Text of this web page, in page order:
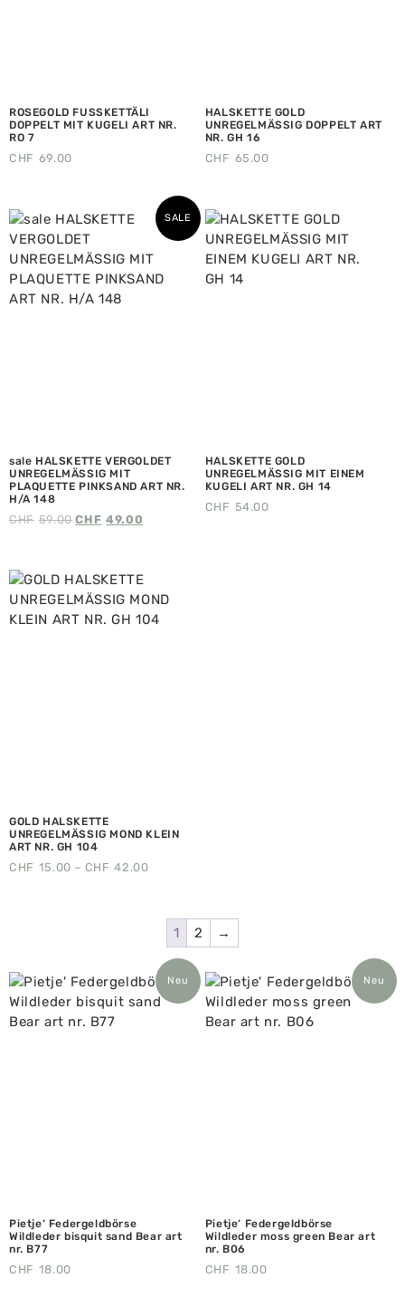
ROSEGOLD FUSSKETTÄLI
DOPPELT MIT KUGELI ART NR.
RO 7
CHF 69.00
HALSKETTE GOLD
UNREGELMÄSSIG DOPPELT ART
NR. GH 16
CHF 65.00
SALE
sale HALSKETTE VERGOLDET
UNREGELMÄSSIG MIT
PLAQUETTE PINKSAND ART NR.
H/A 148
CHF 59.00 CHF 49.00
HALSKETTE GOLD
UNREGELMÄSSIG MIT EINEM
KUGELI ART NR. GH 14
CHF 54.00
GOLD HALSKETTE
UNREGELMÄSSIG MOND KLEIN
ART NR. GH 104
CHF 15.00 – CHF 42.00
1 2 →
Neu
Pietje‘ Federgeldbörse
Wildleder bisquit sand Bear art
nr. B77
CHF 18.00
Neu
Pietje‘ Federgeldbörse
Wildleder moss green Bear art
nr. B06
CHF 18.00